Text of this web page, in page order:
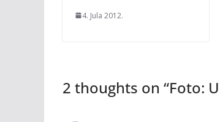
4. Jula 2012.
2 thoughts on “Foto: